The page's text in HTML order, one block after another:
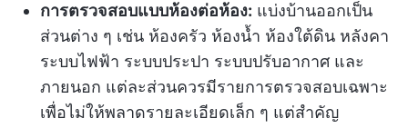
การตรวจสอบแบบห้องต่อห้อง: แบ่งบ้านออกเป็น
ส่วนต่าง ๆ เช่น ห้องครัว ห้องน้ำ ห้องใต้ดิน หลังคา
ระบบไฟฟ้า ระบบประปา ระบบปรับอากาศ และ
ภายนอก แต่ละส่วนควรมีรายการตรวจสอบเฉพาะ
เพื่อไม่ให้พลาดรายละเอียดเล็ก ๆ แต่สำคัญ